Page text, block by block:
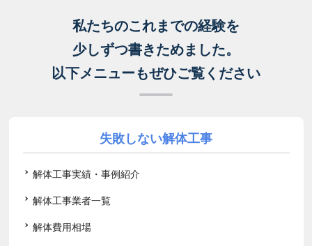
私たちのこれまでの経験を
少しずつ書きためました。
以下メニューもぜひご覧ください
失敗しない解体工事
解体工事実績・事例紹介
解体工事業者一覧
解体費用相場